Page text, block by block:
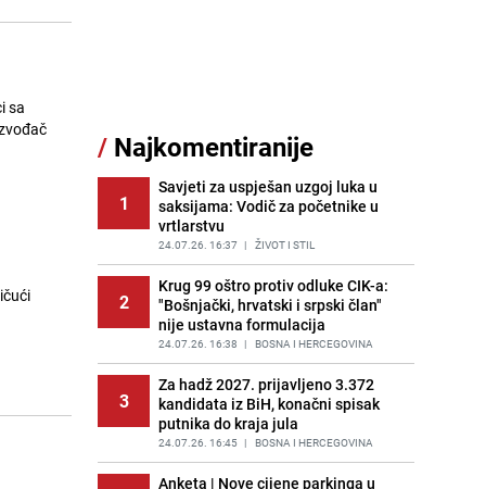
sa
11
pad temperatura: "Jedno od
najsvježijih ljeta posljednjih
godina"
PRIJE OKO 5H BOSNA I HERCEGOVINA
12
Kao iz slastičarne: Rolada od
čokolade i kokosa bez pečenja,
jednostavan desert bez imalo muke
PRIJE 2 DANA RECEPTI
13
Tajna savršenog makedonskog
ajvara: Stari recept za kremast i
bogat okus
PRIJE 2 DANA | RECEPTI
14
Tuga potresla grad na Uni:
Preminula Lejla Muhić (39),
sugrađani u nevjerici
/ Najkomentiranije
1
Savjeti za uspješan uzgoj luka u
saksijama: Vodič za početnike u
vrtlarstvu
24.07.26. 16:37 | ŽIVOT I STIL
2
Krug 99 oštro protiv odluke CIK-a:
"Bošnjački, hrvatski i srpski član"
nije ustavna formulacija
24.07.26. 16:38 | BOSNA I HERCEGOVINA
3
Za hadž 2027. prijavljeno 3.372
kandidata iz BiH, konačni spisak
putnika do kraja jula
24.07.26. 16:45 | BOSNA I HERCEGOVINA
Anketa | Nove cijene parkinga u